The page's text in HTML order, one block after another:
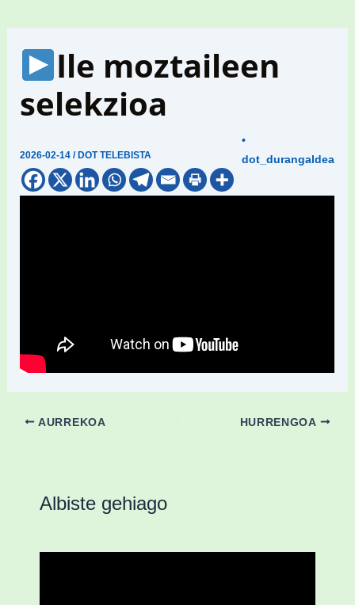
Ile moztaileen
selekzioa
2026-02-14/ DOT TELEBISTA
•
dot_durangaldea
AURREKOA HURRENGOA
Albiste gehiago